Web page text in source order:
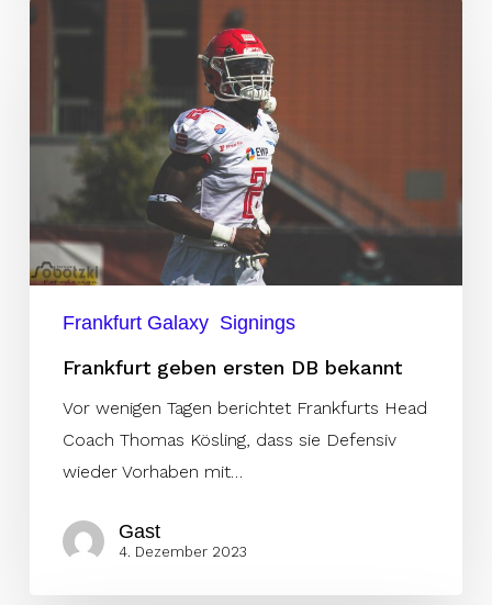
bekannt
Frankfurt Galaxy Signings
Frankfurt geben ersten DB bekannt
Vor wenigen Tagen berichtet Frankfurts Head
Coach Thomas Kösling, dass sie Defensiv
wieder Vorhaben mit…
Gast
4. Dezember 2023